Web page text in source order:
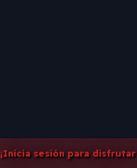
¡Inicia sesión para